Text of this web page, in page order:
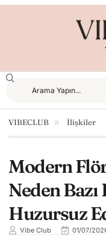
VIBECLUB İlişkiler
Modern
Neden
Huzursuz
Vibe Club 01/07/